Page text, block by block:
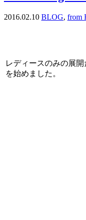
2016.02.10 BLOG, from
レディースのみの展
を始めました。